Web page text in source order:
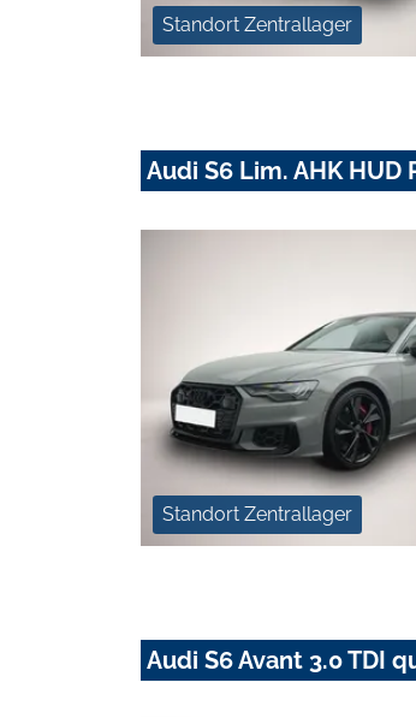
Standort Zentrallager
Audi S6 Lim. AHK HUD
Standort Zentrallager
Audi S6 Avant 3.0 TDI